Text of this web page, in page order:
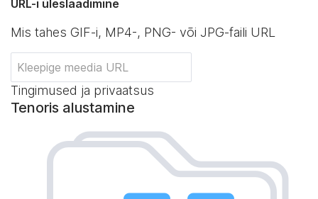
URL-i üleslaadimine
Mis tahes GIF-i, MP4-, PNG- või JPG-faili URL
Tingimused ja privaatsus
Tenoris alustamine